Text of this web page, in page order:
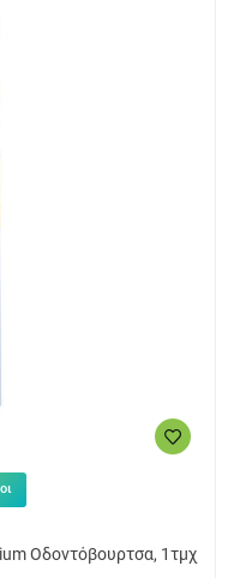
Οδοντόβουρτσα, 1τμχ